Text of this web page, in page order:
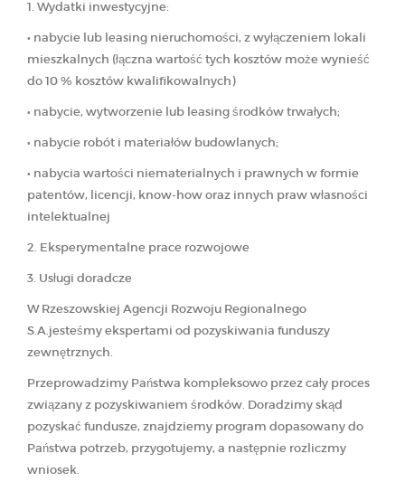
1. Wydatki inwestycyjne:
• nabycie lub leasing nieruchomości, z wyłączeniem lokali
mieszkalnych (łączna wartość tych kosztów może wynieść
do 10 % kosztów kwalifikowalnych)
• nabycie, wytworzenie lub leasing środków trwałych;
• nabycie robót i materiałów budowlanych;
• nabycia wartości niematerialnych i prawnych w formie
patentów, licencji, know-how oraz innych praw własności
intelektualnej
2. Eksperymentalne prace rozwojowe
3. Usługi doradcze
W Rzeszowskiej Agencji Rozwoju Regionalnego
S.A.jesteśmy ekspertami od pozyskiwania funduszy
zewnętrznych.
Przeprowadzimy Państwa kompleksowo przez cały proces
związany z pozyskiwaniem środków. Doradzimy skąd
pozyskać fundusze, znajdziemy program dopasowany do
Państwa potrzeb, przygotujemy, a następnie rozliczmy
wniosek.